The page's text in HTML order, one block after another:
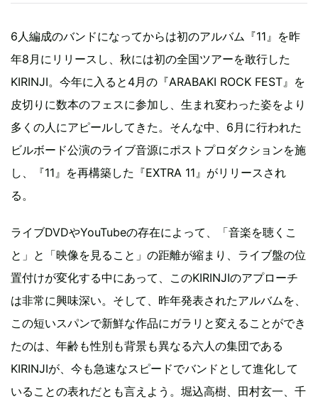
6人編成のバンドになってからは初のアルバム『11』を昨
年8月にリリースし、秋には初の全国ツアーを敢行した
KIRINJI。今年に入ると4月の『ARABAKI ROCK FEST』を
皮切りに数本のフェスに参加し、生まれ変わった姿をより
多くの人にアピールしてきた。そんな中、6月に行われた
ビルボード公演のライブ音源にポストプロダクションを施
し、『11』を再構築した『EXTRA 11』がリリースされ
る。
ライブDVDやYouTubeの存在によって、「音楽を聴くこ
と」と「映像を見ること」の距離が縮まり、ライブ盤の位
置付けが変化する中にあって、このKIRINJIのアプローチ
は非常に興味深い。そして、昨年発表されたアルバムを、
この短いスパンで新鮮な作品にガラリと変えることができ
たのは、年齢も性別も背景も異なる六人の集団である
KIRINJIが、今も急速なスピードでバンドとして進化して
いることの表れだとも言えよう。堀込高樹、田村玄一、千